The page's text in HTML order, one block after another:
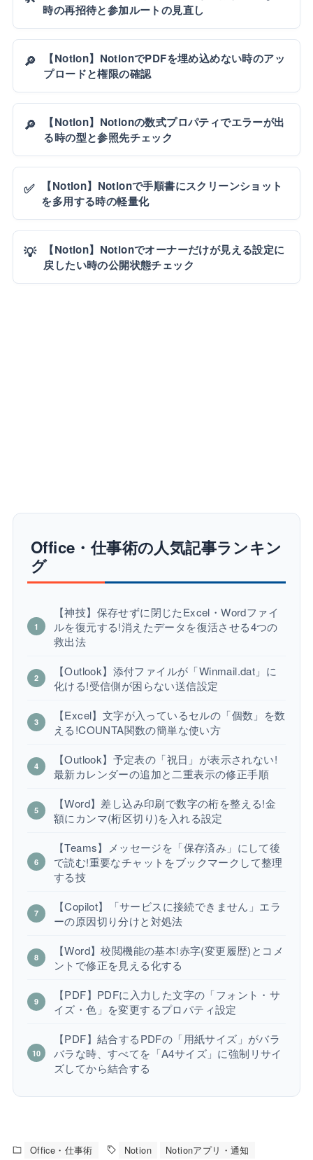
時の再招待と参加ルートの見直し
🔎
【Notion】NotionでPDFを埋め込めない時のアッ
プロードと権限の確認
🔎
【Notion】Notionの数式プロパティでエラーが出
る時の型と参照先チェック
✅
【Notion】Notionで手順書にスクリーンショット
を多用する時の軽量化
💡
【Notion】Notionでオーナーだけが見える設定に
戻したい時の公開状態チェック
Office・仕事術の人気記事ランキン
グ
【神技】保存せずに閉じたExcel・Wordファイ
ルを復元する!消えたデータを復活させる4つの
救出法
【Outlook】添付ファイルが「Winmail.dat」に
化ける!受信側が困らない送信設定
【Excel】文字が入っているセルの「個数」を数
える!COUNTA関数の簡単な使い方
【Outlook】予定表の「祝日」が表示されない!
最新カレンダーの追加と二重表示の修正手順
【Word】差し込み印刷で数字の桁を整える!金
額にカンマ(桁区切り)を入れる設定
【Teams】メッセージを「保存済み」にして後
で読む!重要なチャットをブックマークして整理
する技
【Copilot】「サービスに接続できません」エラ
ーの原因切り分けと対処法
【Word】校閲機能の基本!赤字(変更履歴)とコメ
ントで修正を見える化する
【PDF】PDFに入力した文字の「フォント・サ
イズ・色」を変更するプロパティ設定
【PDF】結合するPDFの「用紙サイズ」がバラ
バラな時、すべてを「A4サイズ」に強制リサイ
ズしてから結合する
Office・仕事術 Notion Notionアプリ・通知